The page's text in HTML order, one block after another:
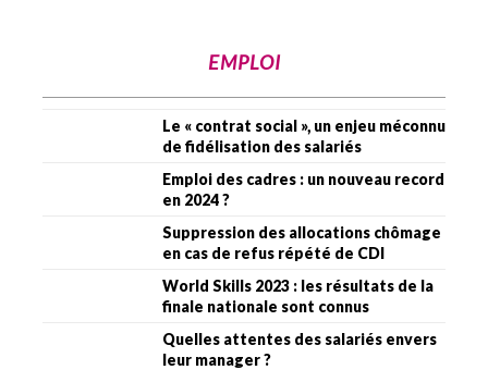
EMPLOI
Le « contrat social », un enjeu méconnu
de fidélisation des salariés
Emploi des cadres : un nouveau record
en 2024 ?
Suppression des allocations chômage
en cas de refus répété de CDI
World Skills 2023 : les résultats de la
finale nationale sont connus
Quelles attentes des salariés envers
leur manager ?